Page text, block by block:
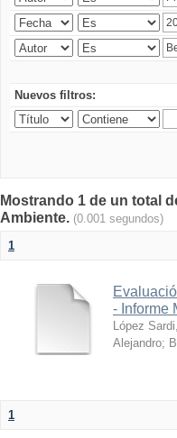
Nuevos filtros:
Mostrando 1 de un total
Ambiente. (0.001 segundos)
1
- Informe
López
Alejandro;
1